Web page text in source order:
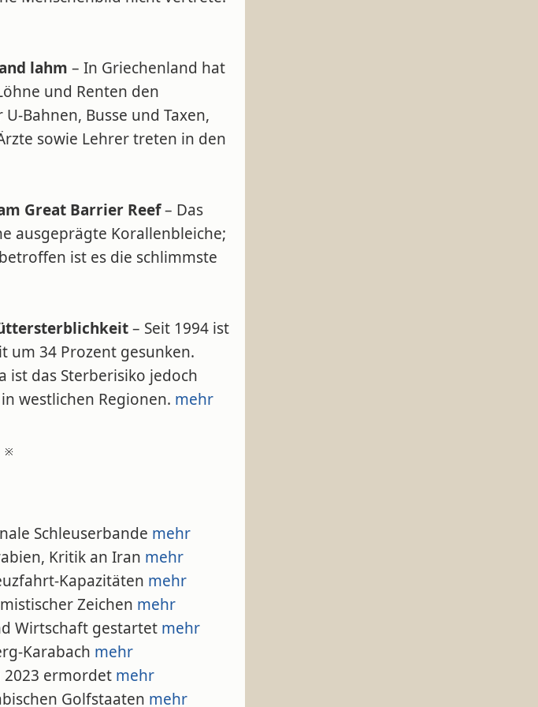
lahm – In Griechenland hat
und Renten den
Bahnen, Busse und Taxen,
sowie Lehrer treten in den
Great Barrier Reef– Das
ausgeprägte Korallenbleiche;
ist es die schlimmste
– Seit 1994 ist
um 34 Prozent gesunken.
ist das Sterberisiko jedoch
westlichen Regionen. mehr
※
Schleuserbande mehr
Kritik an Iran mehr
Kapazitäten mehr
Zeichen mehr
Wirtschaft gestartet mehr
Karabach mehr
2023 ermordet mehr
Golfstaaten mehr